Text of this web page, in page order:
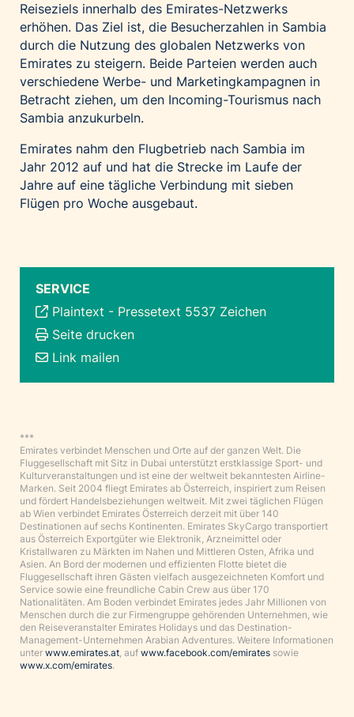
Reiseziels innerhalb des Emirates-Netzwerks
erhöhen. Das Ziel ist, die Besucherzahlen in Sambia
durch die Nutzung des globalen Netzwerks von
Emirates zu steigern. Beide Parteien werden auch
verschiedene Werbe- und Marketingkampagnen in
Betracht ziehen, um den Incoming-Tourismus nach
Sambia anzukurbeln.
Emirates nahm den Flugbetrieb nach Sambia im
Jahr 2012 auf und hat die Strecke im Laufe der
Jahre auf eine tägliche Verbindung mit sieben
Flügen pro Woche ausgebaut.
SERVICE
Plaintext - Pressetext 5537 Zeichen
Seite drucken
Link mailen
***
Emirates verbindet Menschen und Orte auf der ganzen Welt. Die
Fluggesellschaft mit Sitz in Dubai unterstützt erstklassige Sport- und
Kulturveranstaltungen und ist eine der weltweit bekanntesten Airline-
Marken. Seit 2004 fliegt Emirates ab Österreich, inspiriert zum Reisen
und fördert Handelsbeziehungen weltweit. Mit zwei täglichen Flügen
ab Wien verbindet Emirates Österreich derzeit mit über 140
Destinationen auf sechs Kontinenten. Emirates SkyCargo transportiert
aus Österreich Exportgüter wie Elektronik, Arzneimittel oder
Kristallwaren zu Märkten im Nahen und Mittleren Osten, Afrika und
Asien. An Bord der modernen und effizienten Flotte bietet die
Fluggesellschaft ihren Gästen vielfach ausgezeichneten Komfort und
Service sowie eine freundliche Cabin Crew aus über 170
Nationalitäten. Am Boden verbindet Emirates jedes Jahr Millionen von
Menschen durch die zur Firmengruppe gehörenden Unternehmen, wie
den Reiseveranstalter Emirates Holidays und das Destination-
Management-Unternehmen Arabian Adventures. Weitere Informationen
unter www.emirates.at, auf www.facebook.com/emirates sowie
www.x.com/emirates.